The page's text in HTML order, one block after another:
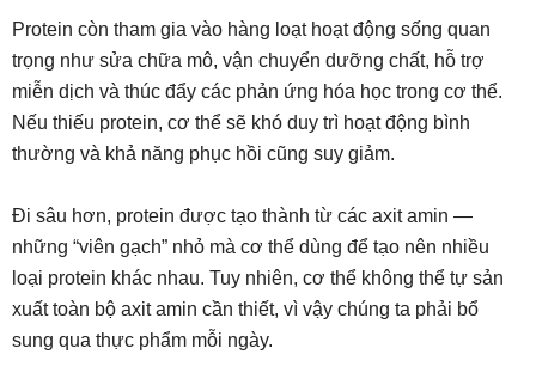
Protein còn tham gia vào hàng loạt hoạt động sống quan
trọng như sửa chữa mô, vận chuyển dưỡng chất, hỗ trợ
miễn dịch và thúc đẩy các phản ứng hóa học trong cơ thể.
Nếu thiếu protein, cơ thể sẽ khó duy trì hoạt động bình
thường và khả năng phục hồi cũng suy giảm.
Đi sâu hơn, protein được tạo thành từ các axit amin —
những “viên gạch” nhỏ mà cơ thể dùng để tạo nên nhiều
loại protein khác nhau. Tuy nhiên, cơ thể không thể tự sản
xuất toàn bộ axit amin cần thiết, vì vậy chúng ta phải bổ
sung qua thực phẩm mỗi ngày.